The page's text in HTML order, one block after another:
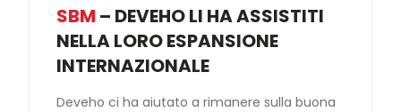
SBM – DEVEHO LI HA ASSISTITI
NELLA LORO ESPANSIONE
INTERNAZIONALE
Deveho ci ha aiutato a rimanere sulla buona